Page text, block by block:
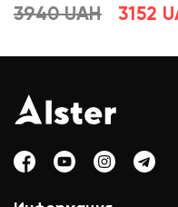
3940 UAH 3152